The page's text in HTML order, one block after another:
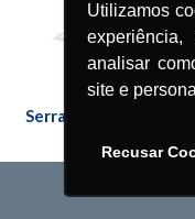
Utilizamos
experiência,
analisar
site e
Recusar
Serra Circular de